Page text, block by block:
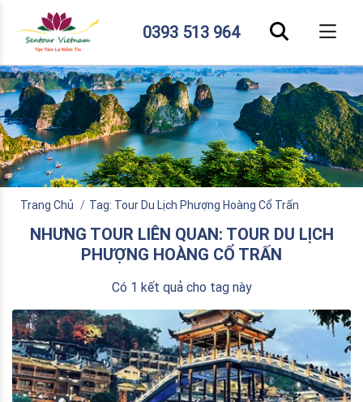
0393 513 964
Trang Chủ Tag: Tour Du Lịch Phượng Hoàng Cổ Trấn
NHƯNG TOUR LIÊN QUAN: TOUR DU LỊCH
PHƯỢNG HOÀNG CỔ TRẤN
Có 1 kết quả cho tag này